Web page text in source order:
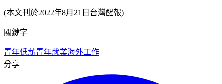
(本文刊於2022年8月21日台灣醒報)
關鍵字
青年低薪青年就業海外工作
分享